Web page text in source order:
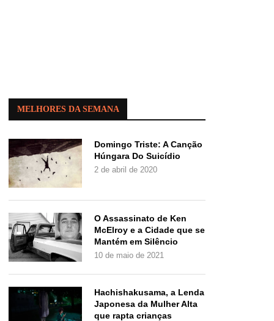
MELHORES DA SEMANA
Domingo Triste: A Canção
Húngara Do Suicídio
2 de abril de 2020
O Assassinato de Ken
McElroy e a Cidade que se
Mantém em Silêncio
10 de maio de 2021
Hachishakusama, a Lenda
Japonesa da Mulher Alta
que rapta crianças